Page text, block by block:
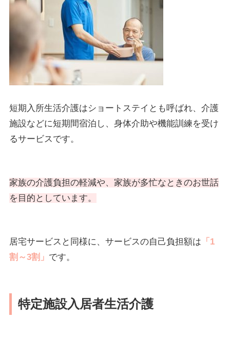
短期入所生活介護はショートステイとも呼ばれ、介護
施設などに短期間宿泊し、身体介助や機能訓練を受け
るサービスです。
家族の介護負担の軽減や、家族が多忙なときのお世話
を目的としています。
居宅サービスと同様に、サービスの自己負担額は 「1
割～3割」 です。
特定施設入居者生活介護